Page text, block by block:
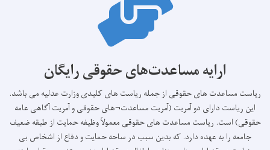
ارایه مساعدت‌های حقوقی رایگان
ریاست مساعدت های حقوقی از جمله ریاست های کلیدی وزارت عدلیه می باشد.
این ریاست دارای دو آمریت (آمریت مساعدت¬های حقوقی و آمریت آگاهی عامه
حقوقی) است. ریاست مساعدت های حقوقی معمولاً وظیفه حمایت از طبقه ضعیف
جامعه را به عهده دارد. که بدین سبب در ساحه حمایت و دفاع از اشخاص بی